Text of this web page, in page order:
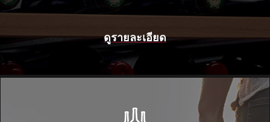
ดูรายละเอียด